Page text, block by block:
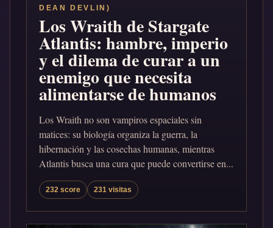
DEAN DEVLIN)
Los Wraith de Stargate
Atlantis: hambre, imperio
y el dilema de curar a un
enemigo que necesita
alimentarse de humanos
Los Wraith no son vampiros espaciales sin
matices: su biología organiza la guerra, la
hibernación y las cosechas humanas, mientras
Atlantis busca una cura que puede convertirse en...
232 score 231 visitas